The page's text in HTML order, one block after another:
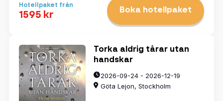
Rensa datum
Visa resultat
Hotellpaket från
1595 kr Boka hotellpaket
Torka aldrig tårar utan
handskar
2026-09-24 - 2026-12-19
Göta Lejon, Stockholm